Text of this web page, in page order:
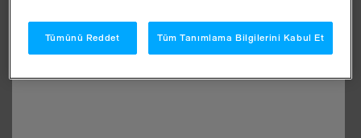
Tümünü Reddet Tüm Tanımlama Bilgilerini Kabul Et